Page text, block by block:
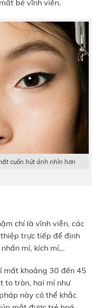
bé vĩnh viễn.
cuốn hút ánh nhìn hơn
chí là vĩnh viễn, các
trực tiếp để định
mí, kích mí,..
mất khoảng 30 đến 45
to tròn, hai mí như
này có thể khắc